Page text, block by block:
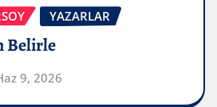
YAZARLAR
Belirle
9, 2026